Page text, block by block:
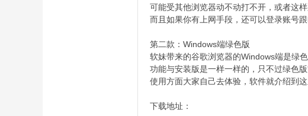
可能受其他浏览器动不动打不开，或者这
而且如果你有上网手段，还可以登录账号
第二款：Windows端绿色版
软妹带来的谷歌浏览器的Windows端是绿
功能与安装版是一样一样的，只不过绿色
使用方面大家自己去体验，软件就介绍到
下载地址：